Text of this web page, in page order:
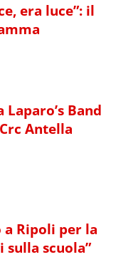
era luce”: il
Band
Antella
a Ripoli per la
scuola”